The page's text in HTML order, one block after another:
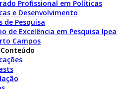
Profissional em Políticas
e Desenvolvimento
de Pesquisa
de Excelência em Pesquisa Ipea
Campos